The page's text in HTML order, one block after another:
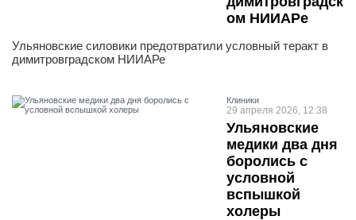
ом НИИАРе
Ульяновские силовики предотвратили условный теракт в
димитровградском НИИАРе
Клиники
29 апреля 2026, 12:38
Ульяновские
медики два дня
боролись с
условной
вспышкой
холеры